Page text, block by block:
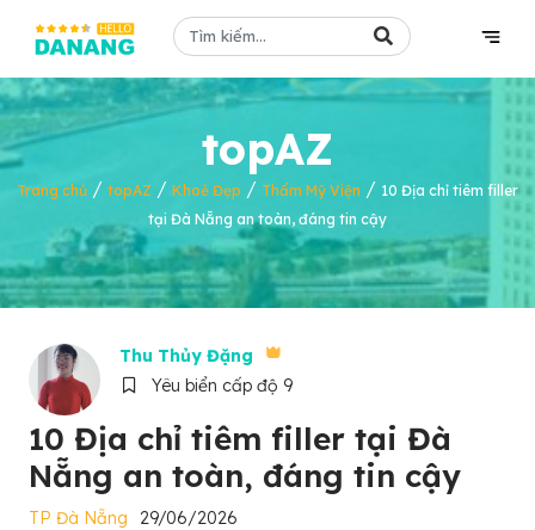
topAZ
Trang chủ / topAZ / Khoẻ Đẹp / Thẩm Mỹ Viện / 10 Địa chỉ tiêm filler
tại Đà Nẵng an toàn, đáng tin cậy
Thu Thủy Đặng
Yêu biển cấp độ 9
10 Địa chỉ tiêm filler tại Đà
Nẵng an toàn, đáng tin cậy
TP Đà Nẵng 29/06/2026